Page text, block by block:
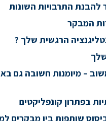
להבנת התרבויות השונות
המבקר
הרגשית שלך ?
– מיומנות חשובה גם
בפתרון קונפליקטים
שותפות בין מבקרים